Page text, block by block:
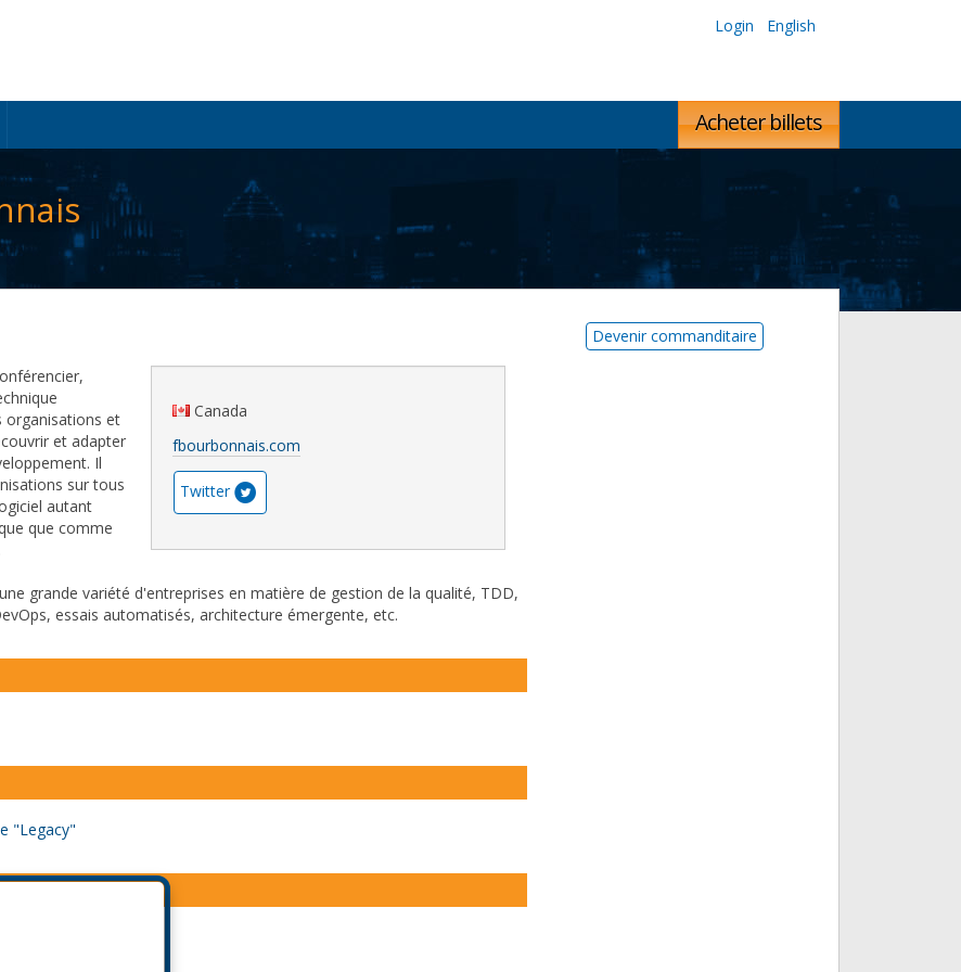
Login English
Acheter billets
Canada
fbourbonnais.com
Twitter
organisations et
et adapter
Il
sur tous
autant
que comme
grande variété d'entreprises en matière de gestion de la qualité, TDD,
essais automatisés, architecture émergente, etc.
"Legacy"
Devenir commanditaire